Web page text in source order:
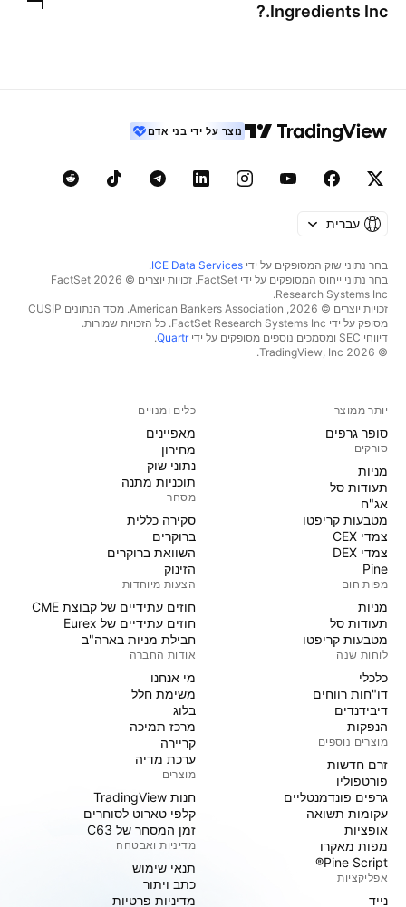
Ingredients Inc.
?
נוצר על ידי בני אדם
עברית
בחר נתוני שוק המסופקים על ידי ICE Data Services
.
בחר נתוני ייחוס המסופקים על ידי FactSet. זכויות יוצרים © 2026 ‏FactSet
Research Systems Inc.‏
זכויות יוצרים © 2026, ‏American Bankers Association. מסד הנתונים CUSIP
מסופק על ידי FactSet Research Systems Inc. כל הזכויות שמורות.
דיווחי SEC ומסמכים נוספים מסופקים על ידי
Quartr
.
© 2026 ‏TradingView, Inc.‏
יותר ממוצר
סופר גרפים
סורקים
מניות‏
תעודות סל
אג"ח
מטבעות קריפטו
צמדי CEX
צמדי DEX
Pine
מפות חום
מניות‏
תעודות סל
מטבעות קריפטו
לוחות שנה
כלכלי
דו"חות רווחים
דיבידנדים
הנפקות
מוצרים נוספים
זרם חדשות
פורטפוליו
גרפים פונדמנטליים
עקומות תשואה
אופציות
מפות מאקרו
Pine Script®
אפליקציות
נייד
כלים ומנויים
מאפיינים
מחירון
נתוני שוק
תוכניות מתנה
מסחר
סקירה כללית
ברוקרים
השוואת ברוקרים
הזינוק
הצעות מיוחדות
חוזים עתידיים של קבוצת CME
חוזים עתידיים של Eurex
חבילת מניות בארה"ב
אודות החברה
מי אנחנו
משימת חלל
בלוג
מרכז תמיכה
קריירה
ערכת מדיה
מוצרים
חנות TradingView
קלפי טארוט לסוחרים
זמן המסחר של C63
מדיניות ואבטחה
תנאי שימוש
כתב ויתור
מדיניות פרטיות